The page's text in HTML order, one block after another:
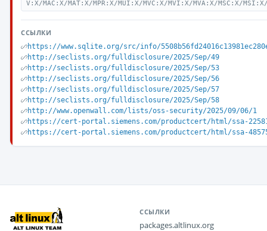
V:X/MAC:X/MAT:X/MPR:X/MUI:X/MVC:X/MVI:X/MVA:X/MSC:X/
ССЫЛКИ
https://www.sqlite.org/src/info/
http://seclists.org/fulldisclosure/2025/Sep/49
http://seclists.org/fulldisclosure/2025/Sep/53
http://seclists.org/fulldisclosure/2025/Sep/56
http://seclists.org/fulldisclosure/2025/Sep/57
http://seclists.org/fulldisclosure/2025/Sep/58
http://www.openwall.com/lists/oss-security/2025/09/06/1
https://cert-portal.siemens.com/productcert/html/ssa-
https://cert-portal.siemens.com/productcert/html/ssa-
ССЫЛКИ
packages.altlinux.org